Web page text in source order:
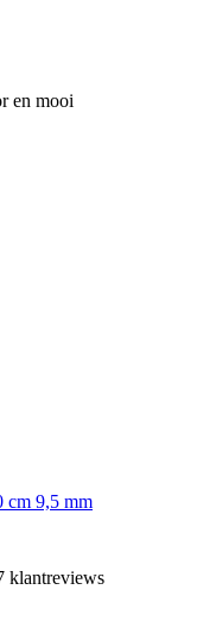
en mooi
cm 9,5 mm
klantreviews